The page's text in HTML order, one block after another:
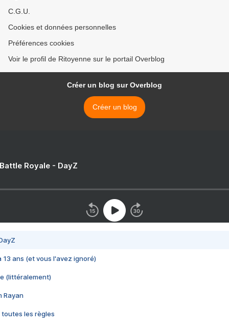
C.G.U.
Cookies et données personnelles
Préférences cookies
Voir le profil de Ritoyenne sur le portail Overblog
Créer un blog sur Overblog
Créer un blog
Royale - DayZ
13 ans (et vous l'avez ignoré)
(littéralement)
Rayan
toutes les règles